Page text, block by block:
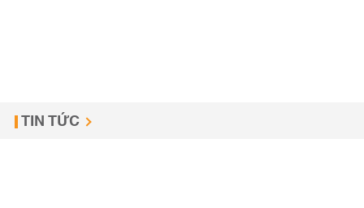
TIN TỨC